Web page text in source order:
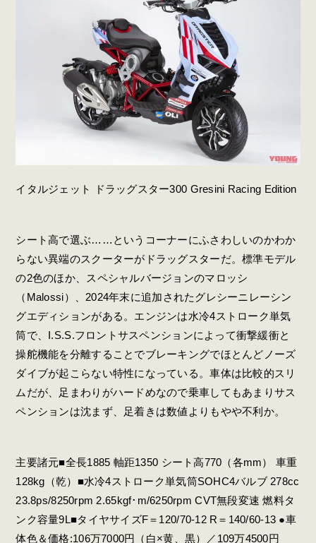
イタルジェット ドラッグスター300 Gresini Racing Edition
シート高で選ぶ……というコーナーにふさわしいのかわか
らない異端のスクーターがドラッグスターだ。標準モデル
の2色のほか、スペシャルバージョンのマロッシ
（Malossi）、2024年末に追加されたグレシーニレーシン
グエディションがある。エンジンは水冷4ストローク単気
筒で、I.S.S.フロントサスペンションによって衝撃緩衝と
操舵機能を分離することでブレーキングでほとんどノーズ
ダイブが起こらない特性になっている。車体は比較的スリ
ムだが、足まわりがハードめなので乗車してもあまりサス
ペンションは沈まず、足着きは数値よりもやや不利か。
主要諸元■全長1885 軸距1350 シート高770（各mm） 車重
128kg（乾）■水冷4ストローク単気筒SOHC4バルブ 278cc
23.8ps/8250rpm 2.65kgf･m/6250rpm CVT無段変速 燃料タ
ンク容量9L■タイヤサイズF＝120/70-12 R＝140/60-13 ●車
体色＆価格:106万7000円（白×黄、黒）／109万4500円